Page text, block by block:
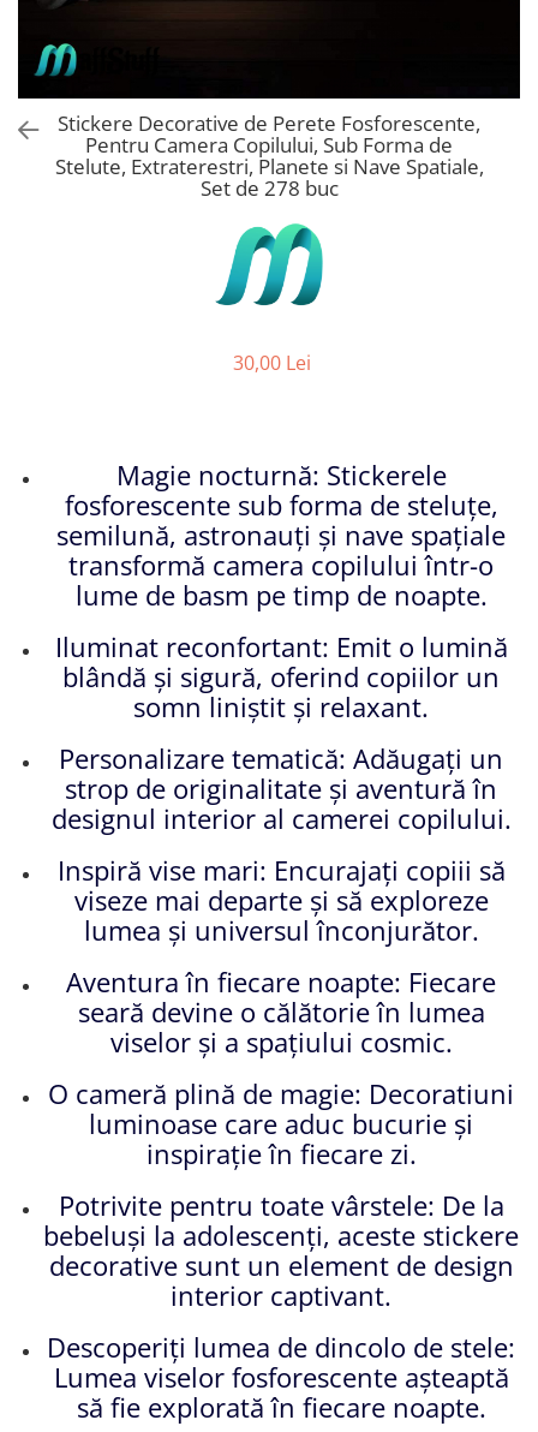
Stickere Florale
Stickere Diverse
Stickere Pentru Usi
Unelte - Accesorii DIY
Markere Corectoare - Retuș
Stickere Decorative de Perete Fosforescente,
Pentru Camera Copilului, Sub Forma de
Stelute, Extraterestri, Planete si Nave Spatiale,
Set de 278 buc
30,00 Lei
Magie nocturnă: Stickerele
fosforescente sub forma de steluțe,
semilună, astronauți și nave spațiale
transformă camera copilului într-o
lume de basm pe timp de noapte.
Iluminat reconfortant: Emit o lumină
blândă și sigură, oferind copiilor un
somn liniștit și relaxant.
Personalizare tematică: Adăugați un
strop de originalitate și aventură în
designul interior al camerei copilului.
Inspiră vise mari: Encurajați copiii să
viseze mai departe și să exploreze
lumea și universul înconjurător.
Aventura în fiecare noapte: Fiecare
seară devine o călătorie în lumea
viselor și a spațiului cosmic.
O cameră plină de magie: Decoratiuni
luminoase care aduc bucurie și
inspirație în fiecare zi.
Potrivite pentru toate vârstele: De la
bebeluși la adolescenți, aceste stickere
decorative sunt un element de design
interior captivant.
Descoperiți lumea de dincolo de stele:
Lumea viselor fosforescente așteaptă
să fie explorată în fiecare noapte.